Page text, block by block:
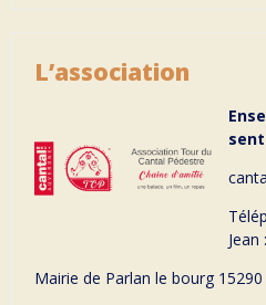
L’association
Mairie de Parlan le bourg 15290